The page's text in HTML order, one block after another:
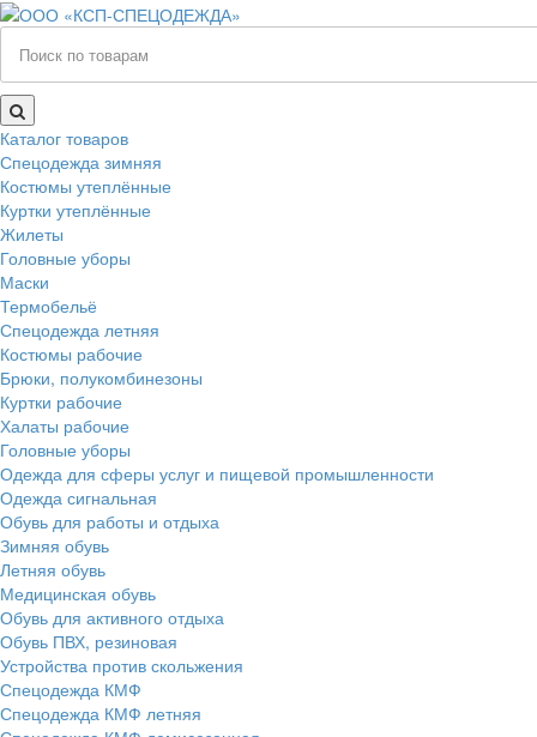
Каталог товаров
Спецодежда зимняя
Костюмы утеплённые
Куртки утеплённые
Жилеты
Головные уборы
Маски
Термобельё
Спецодежда летняя
Костюмы рабочие
Брюки, полукомбинезоны
Куртки рабочие
Халаты рабочие
Головные уборы
Одежда для сферы услуг и пищевой промышленности
Одежда сигнальная
Обувь для работы и отдыха
Зимняя обувь
Летняя обувь
Медицинская обувь
Обувь для активного отдыха
Обувь ПВХ, резиновая
Устройства против скольжения
Спецодежда КМФ
Спецодежда КМФ летняя